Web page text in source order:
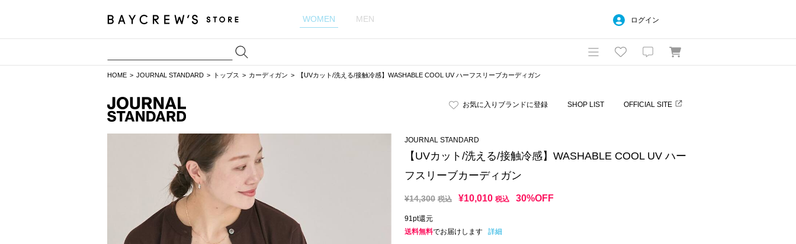
WOMEN MEN ログイン
HOME JOURNAL STANDARD トップス カーディガン 【UVカット/洗える/接触冷感】WASHABLE COOL UV ハーフスリーブカーディガン
お気に入りブランドに登録 SHOP LIST OFFICIAL SITE
JOURNAL STANDARD
【UVカット/洗える/接触冷感】WASHABLE COOL UV ハー
フスリーブカーディガン
¥14,300 税込 ¥10,010 税込 30%OFF
91pt還元
送料無料でお届けします 詳細